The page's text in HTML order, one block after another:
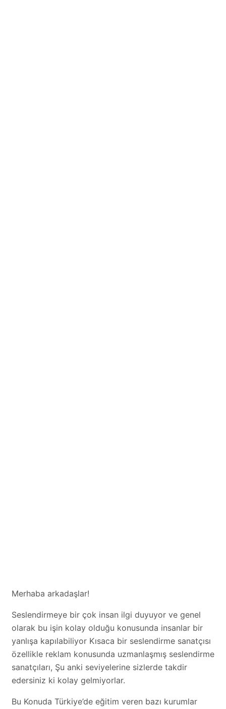
Merhaba arkadaşlar!
Seslendirmeye bir çok insan ilgi duyuyor ve genel
olarak bu işin kolay olduğu konusunda insanlar bir
yanlışa kapılabiliyor Kısaca bir seslendirme sanatçısı
özellikle reklam konusunda uzmanlaşmış seslendirme
sanatçıları, Şu anki seviyelerine sizlerde takdir
edersiniz ki kolay gelmiyorlar.
Bu Konuda Türkiye’de eğitim veren bazı kurumlar